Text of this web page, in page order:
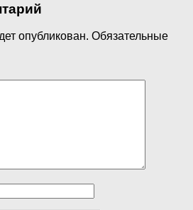
опубликован. Обязательные